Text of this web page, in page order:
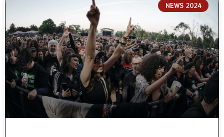
NEWS 2024